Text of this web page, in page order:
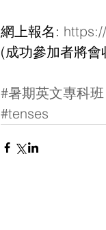
網上報名:
(成功參加者將
#暑期英文專科班
#tenses